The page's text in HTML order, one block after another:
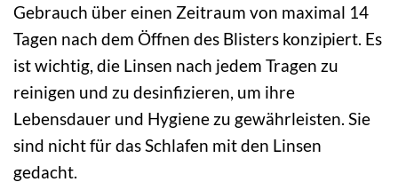
Gebrauch über einen Zeitraum von maximal 14
Tagen nach dem Öffnen des Blisters konzipiert. Es
ist wichtig, die Linsen nach jedem Tragen zu
reinigen und zu desinfizieren, um ihre
Lebensdauer und Hygiene zu gewährleisten. Sie
sind nicht für das Schlafen mit den Linsen
gedacht.